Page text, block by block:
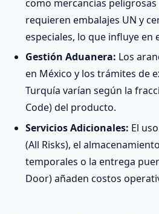
como mercancías
requieren embalajes UN y
especiales, lo que influye en
Gestión Aduanera: Los
en México y los trámites de
Turquía varían según la
Code) del producto.
Servicios Adicionales: El
(All Risks), el
temporales o la entrega
Door) añaden costos